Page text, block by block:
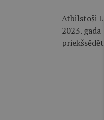
Atbilstoši
2023.